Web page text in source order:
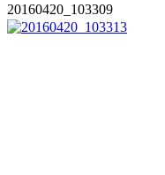
20160420_103309